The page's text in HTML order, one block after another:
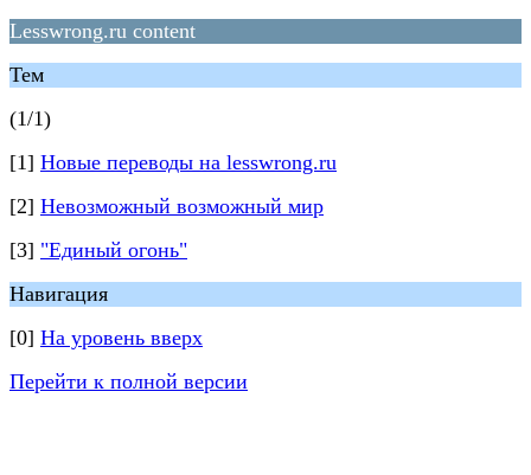
Lesswrong.ru content
Тем
(1/1)
[1] Новые переводы на lesswrong.ru
[2] Невозможный возможный мир
[3] "Единый огонь"
Навигация
[0] На уровень вверх
Перейти к полной версии